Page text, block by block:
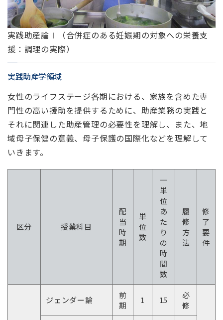
実践助産学領域
女性のライフステージ各期における、家族を含めた専
門性の高い援助を提供するために、助産業務の実践と
それに関連した助産管理の必要性を理解し、また、地
域母子保健の意義、母子保護の国際化などを理解して
いきます。
実践助産論Ⅰ（合併症のある妊娠期の対象への栄養支
援：調理の実際）
区分 授業科目
配
当
時
期
単
位
数
一
単
位
あ
た
り
の
時
間
数
履
修
方
法
修
了
要
件
ジェンダー論
前
期
1 15
必
修